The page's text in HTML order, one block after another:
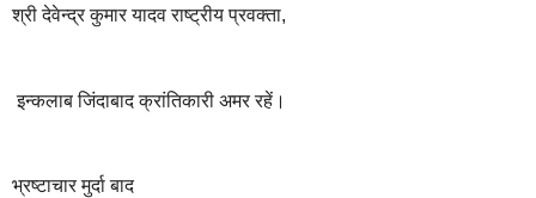
श्री देवेन्द्र कुमार यादव राष्ट्रीय प्रवक्ता,
इन्कलाब जिंदाबाद क्रांतिकारी अमर रहें।
भ्रष्टाचार मुर्दा बाद